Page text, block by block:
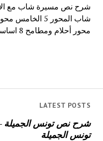
LATEST POSTS
شرح نص تونس الجميلة
تونس الجميلة
شرح نص مسيرة شاب مع
شاب المحور 5
محور أحلام ومطامح 8 اساسي – تحضير وتحليل وشرح نص